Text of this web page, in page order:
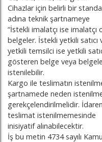
Cihazlar için belirli bir
adına teknik şartnameye
“İstekli imalatçı ise
belgeler. İstekli yetkili satıcı
yetkili temsilci ise yetkili
gösteren belge veya
istenilebilir.
Kargo ile teslimatın
şartnamede neden
gerekçelendirilmelidir.
teslimat istenilmemesinde
inisiyatif alınabilecektir.
İş bu metin 4734 sayılı